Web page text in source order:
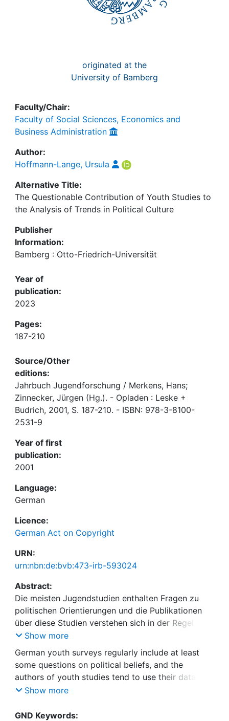
originated at the
University of Bamberg
Faculty/Chair:
Faculty of Social Sciences, Economics and
Business Administration
Author:
Hoffmann-Lange, Ursula
Alternative Title:
The Questionable Contribution of Youth Studies to
the Analysis of Trends in Political Culture
Publisher
Information:
Bamberg : Otto-Friedrich-Universität
Year of
publication:
2023
Pages:
187-210
Source/Other
editions:
Jahrbuch Jugendforschung / Merkens, Hans;
Zinnecker, Jürgen (Hg.). - Opladen : Leske +
Budrich, 2001, S. 187-210. - ISBN: 978-3-8100-
2531-9
Year of first
publication:
2001
Language:
German
Licence:
German Act on Copyright
URN:
urn:nbn:de:bvb:473-irb-593024
Abstract:
Die meisten Jugendstudien enthalten Fragen zu
politischen Orientierungen und die Publikationen
über diese Studien verstehen sich in der Regel
auch als Beitrag zur politischen Kulturforschung.
Der vorliegende Aufsatz verweist auf verschiedene
Fehler, die typischerweise bei der Interpretation der
in Jugendstudien erhobenen politischen
Einstellungen gemacht werden. Anhand von
Längsschnittdaten und im Generationsvergleich
Show more
German youth surveys regularly include at least
some questions on political beliefs, and the
authors of youth studies tend to use their data for
inferring trends in political culture. This article
interpretation. Using longitudinal data and
Show more
GND Keywords: